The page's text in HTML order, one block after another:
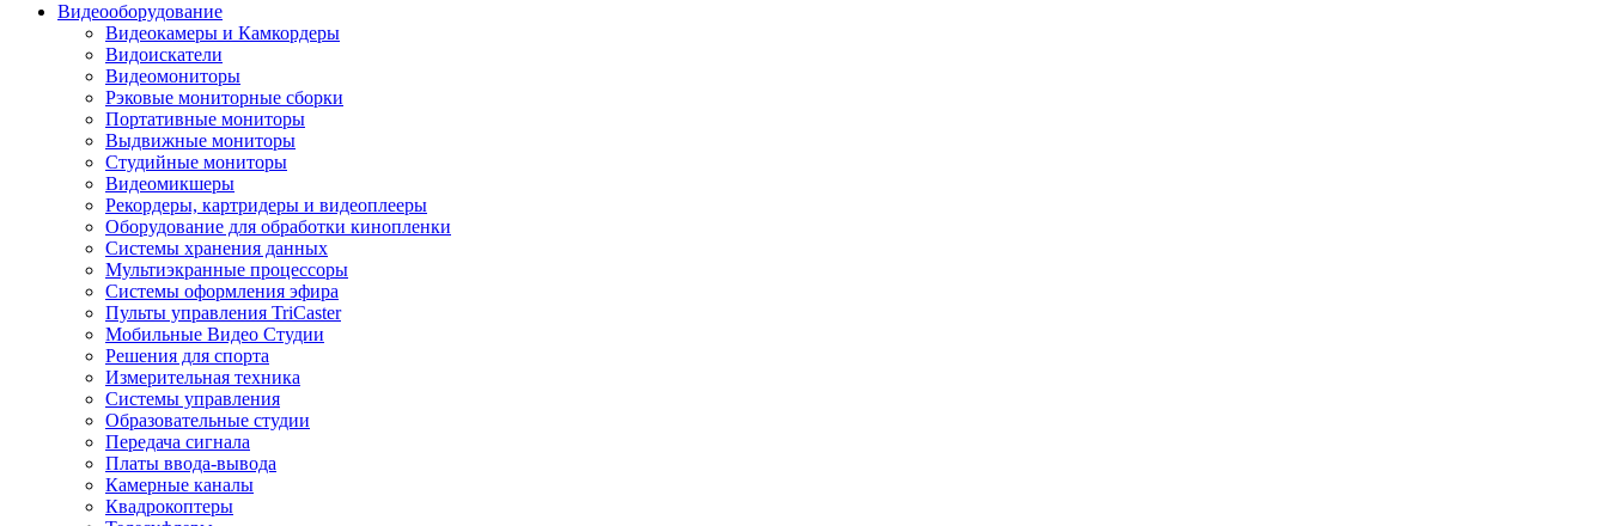
Видеооборудование
Видеокамеры и Камкордеры
Видоискатели
Видеомониторы
Рэковые мониторные сборки
Портативные мониторы
Выдвижные мониторы
Студийные мониторы
Видеомикшеры
Рекордеры, картридеры и видеоплееры
Оборудование для обработки кинопленки
Системы хранения данных
Мультиэкранные процессоры
Системы оформления эфира
Пульты управления TriCaster
Мобильные Видео Студии
Решения для спорта
Измерительная техника
Системы управления
Образовательные студии
Передача сигнала
Платы ввода-вывода
Камерные каналы
Квадрокоптеры